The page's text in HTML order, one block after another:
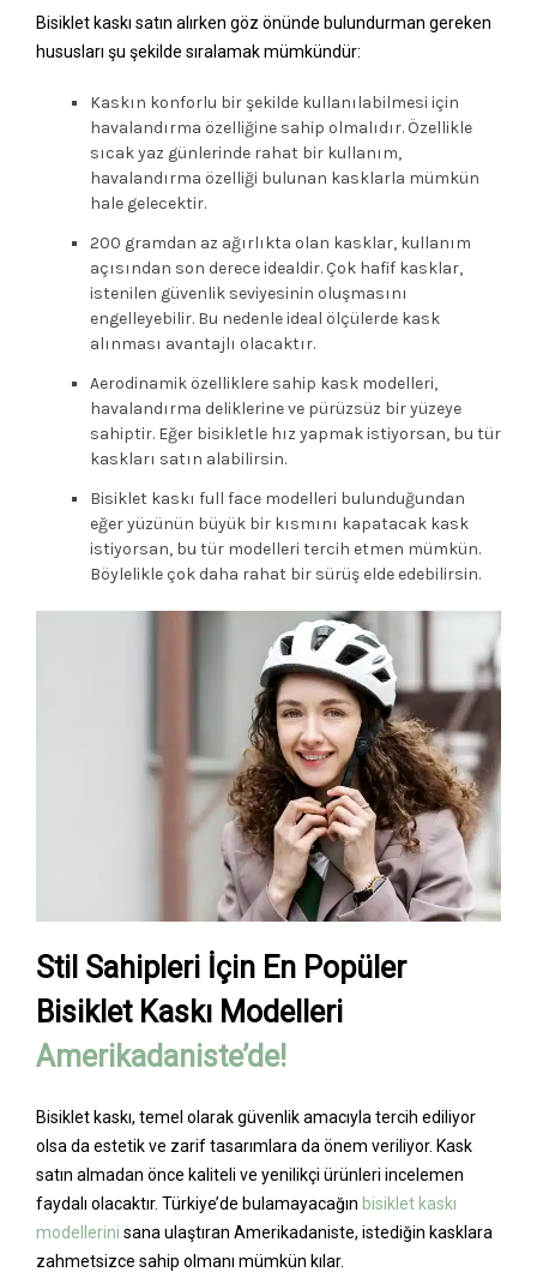
Bisiklet kaskı satın alırken göz önünde bulundurman gereken
hususları şu şekilde sıralamak mümkündür:
Kaskın konforlu bir şekilde kullanılabilmesi için
havalandırma özelliğine sahip olmalıdır. Özellikle
sıcak yaz günlerinde rahat bir kullanım,
havalandırma özelliği bulunan kasklarla mümkün
hale gelecektir.
200 gramdan az ağırlıkta olan kasklar, kullanım
açısından son derece idealdir. Çok hafif kasklar,
istenilen güvenlik seviyesinin oluşmasını
engelleyebilir. Bu nedenle ideal ölçülerde kask
alınması avantajlı olacaktır.
Aerodinamik özelliklere sahip kask modelleri,
havalandırma deliklerine ve pürüzsüz bir yüzeye
sahiptir. Eğer bisikletle hız yapmak istiyorsan, bu tür
kaskları satın alabilirsin.
Bisiklet kaskı full face modelleri bulunduğundan
eğer yüzünün büyük bir kısmını kapatacak kask
istiyorsan, bu tür modelleri tercih etmen mümkün.
Böylelikle çok daha rahat bir sürüş elde edebilirsin.
Stil Sahipleri İçin En Popüler
Bisiklet Kaskı Modelleri
Amerikadaniste’de!
Bisiklet kaskı, temel olarak güvenlik amacıyla tercih ediliyor
olsa da estetik ve zarif tasarımlara da önem veriliyor. Kask
satın almadan önce kaliteli ve yenilikçi ürünleri incelemen
faydalı olacaktır. Türkiye’de bulamayacağın bisiklet kaskı
modellerini sana ulaştıran Amerikadaniste, istediğin kasklara
zahmetsizce sahip olmanı mümkün kılar.